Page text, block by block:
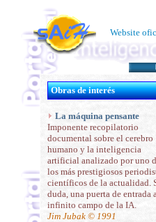
Website
Obras de interés
La máquina pensante
Imponente recopilatorio
documental sobre el cerebro
humano y la inteligencia
artificial analizado por uno
los más prestigiosos
científicos de la actualidad.
duda, una puerta de entrada
infinito campo de la IA.
Jim Jubak © 1991